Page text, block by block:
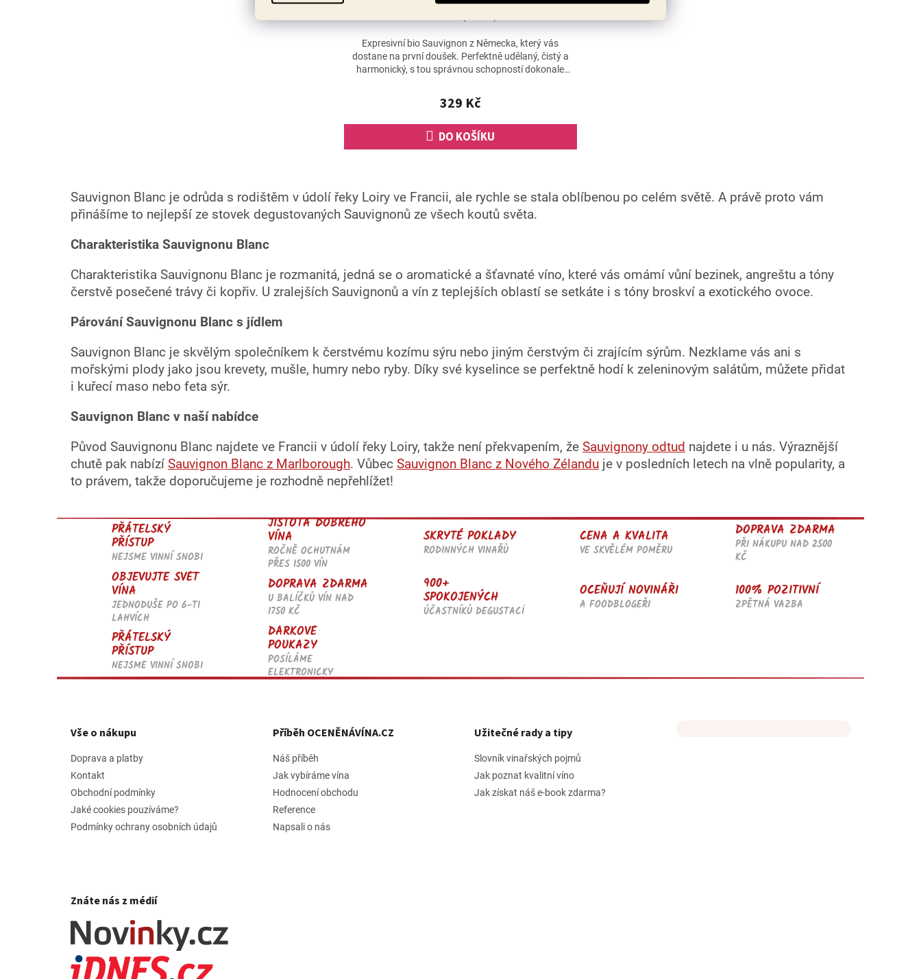
329 Kč
DO KOŠÍKU
Expresivní bio Sauvignon z Německa, který vás
dostane na první doušek. Perfektně udělaný, čistý a
harmonický, s tou správnou schopností dokonale
v
l
á
í
p
r
ý
p
Sauvignon Blanc je odrůda s rodištěm v údolí řeky Loiry ve Francii, ale rychle se stala oblíbenou po celém světě. A právě proto vám
přinášíme to nejlepší ze stovek degustovaných Sauvignonů ze všech koutů světa.
Charakteristika Sauvignonu Blanc
Charakteristika Sauvignonu Blanc je rozmanitá, jedná se o aromatické a šťavnaté víno, které vás omámí vůní bezinek, angreštu a tóny
čerstvě posečené trávy či kopřiv. U zralejších Sauvignonů a vín z teplejších oblastí se setkáte i s tóny broskví a exotického ovoce.
Párování Sauvignonu Blanc s jídlem
Sauvignon Blanc je skvělým společníkem k čerstvému kozímu sýru nebo jiným čerstvým či zrajícím sýrům. Nezklame vás ani s
mořskými plody jako jsou krevety, mušle, humry nebo ryby. Díky své kyselince se perfektně hodí k zeleninovým salátům, můžete přidat
i kuřecí maso nebo feta sýr.
Sauvignon Blanc v naší nabídce
Původ Sauvignonu Blanc najdete ve Francii v údolí řeky Loiry, takže není překvapením, že Sauvignony odtud najdete i u nás. Výraznější
chutě pak nabízí Sauvignon Blanc z Marlborough. Vůbec Sauvignon Blanc z Nového Zélandu je v posledních letech na vlně popularity, a
to právem, takže doporučujeme je rozhodně nepřehlížet!
PŘÁTELSKÝ
PŘÍSTUP
NEJSME VINNÍ SNOBI
JISTOTA DOBRÉHO
VÍNA
ROČNĚ OCHUTNÁM
PŘES 1500 VÍN
SKRYTÉ POKLADY
RODINNÝCH VINAŘŮ
CENA A KVALITA
VE SKVĚLÉM POMĚRU
DOPRAVA ZDARMA
PŘI NÁKUPU NAD 2500
KČ
OBJEVUJTE SVĚT
VÍNA
JEDNODUŠE PO 6-TI
LAHVÍCH
DOPRAVA ZDARMA
U BALÍČKŮ VÍN NAD
1750 KČ
900+
SPOKOJENÝCH
ÚČASTNÍKŮ DEGUSTACÍ
OCEŇUJÍ NOVINÁŘI
A FOODBLOGEŘI
100% POZITIVNÍ
ZPĚTNÁ VAZBA
PŘÁTELSKÝ
PŘÍSTUP
NEJSME VINNÍ SNOBI
DÁRKOVÉ
POUKAZY
POSÍLÁME
ELEKTRONICKY
Vše o nákupu
Doprava a platby
Kontakt
Obchodní podmínky
Jaké cookies pouzíváme?
Podmínky ochrany osobních údajů
Příběh OCENĚNÁVÍNA.CZ
Náš příběh
Jak vybíráme vína
Hodnocení obchodu
Reference
Napsali o nás
Užitečné rady a tipy
Slovník vinařských pojmů
Jak poznat kvalitní víno
Jak získat náš e-book zdarma?
Znáte nás z médií